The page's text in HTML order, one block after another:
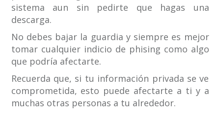
sistema aun sin pedirte que hagas una
descarga.
No debes bajar la guardia y siempre es mejor
tomar cualquier indicio de phising como algo
que podría afectarte.
Recuerda que, si tu información privada se ve
comprometida, esto puede afectarte a ti y a
muchas otras personas a tu alrededor.